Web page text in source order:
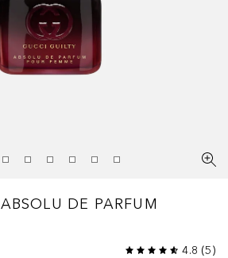
ABSOLU DE PARFUM
4.8 (5)